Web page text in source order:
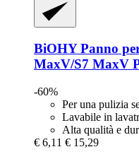
BiOHYPanno
MaxV/S7 MaxV
-60%
Per una pulizia
Lavabile in
Alta qualità e
€ 6,11 € 15,29